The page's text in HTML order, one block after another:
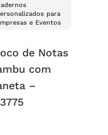
para
e Eventos
de Notas
com
–